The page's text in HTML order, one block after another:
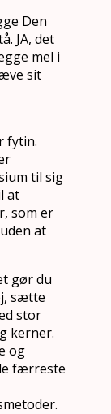
Den
JA, det
mel i
sit
fytin.
til sig
at
som er
at
gør du
sætte
stor
kerner.
og
færreste